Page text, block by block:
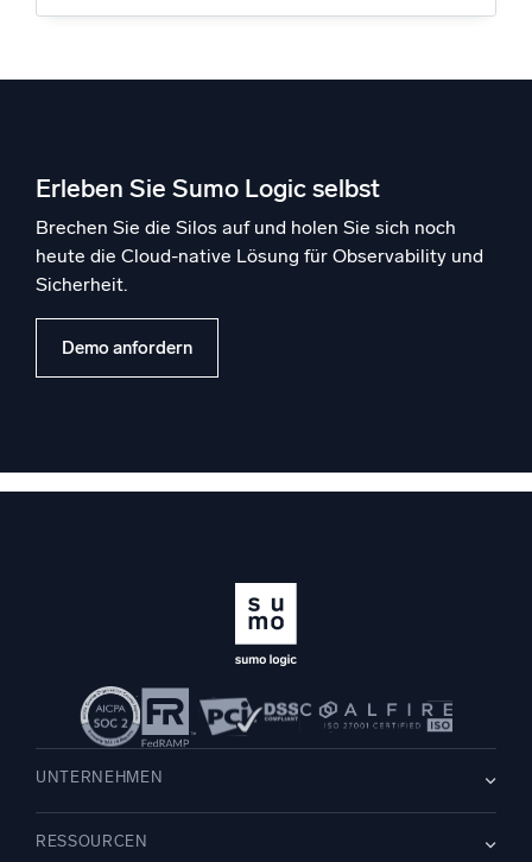
Erleben Sie Sumo Logic selbst
Brechen Sie die Silos auf und holen Sie sich noch
heute die Cloud-native Lösung für Observability und
Sicherheit.
Demo anfordern
UNTERNEHMEN
Karriere WIR STELLEN EIN
RESSOURCEN